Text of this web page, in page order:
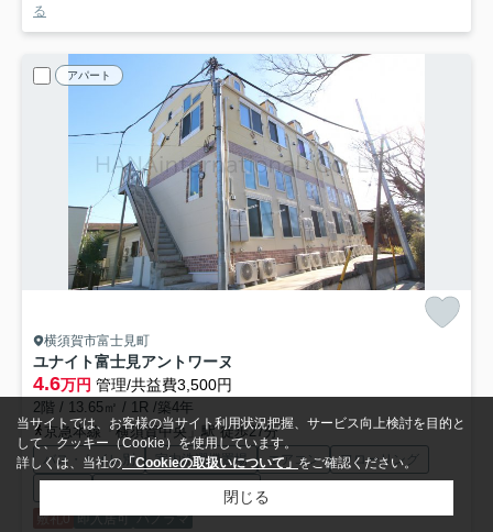
る
アパート
横須賀市富士見町
ユナイト富士見アントワーヌ
4.6万円 管理/共益費3,500円
2階 / 13.65㎡ / 1R /築4年
京急本線「横須賀中央」駅 徒歩27分
バス・トイレ別 室内洗濯機置場 エアコン
フローリング
TVモニタ付インターホン
敷礼0 即入居可 パノラマ
当サイトでは、お客様の当サイト利用状況把握、サービス向上検討を目的と
して、クッキー（Cookie）を使用しています。
詳しくは、当社の 「Cookieの取扱いについて」 をご確認ください。
閉じる